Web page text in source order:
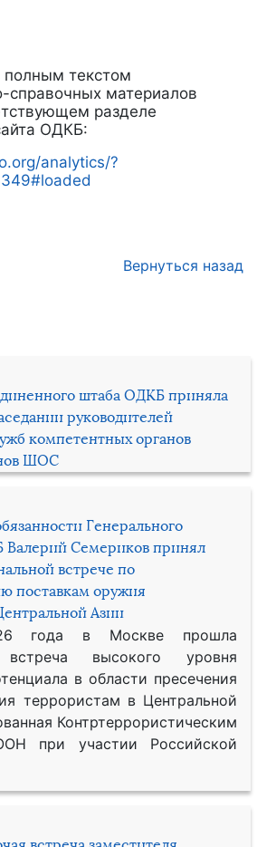
штаба ОДКБ приняла
руководителей
компетентных органов
ШОС
Генерального
Валерий Семериков принял
встрече по
поставкам оружия
Азии
года в Москве прошла
встреча высокого уровня
в области пресечения
террористам в Центральной
Контртеррористическим
при участии Российской
полным текстом
справочных материалов
разделе
ОДКБ:
analytics/?
Вернуться назад